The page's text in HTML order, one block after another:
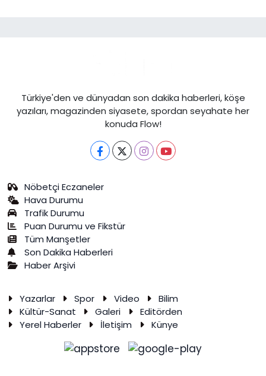
Türkiye'den ve dünyadan son dakika haberleri, köşe
yazıları, magazinden siyasete, spordan seyahate her
konuda Flow!
Nöbetçi Eczaneler
Hava Durumu
Trafik Durumu
Puan Durumu ve Fikstür
Tüm Manşetler
Son Dakika Haberleri
Haber Arşivi
Yazarlar Spor Video
Bilim
Kültür-Sanat
Galeri
Editörden
Yerel Haberler
İletişim Künye